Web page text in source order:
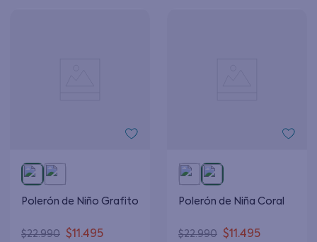
Polerón de Niño Grafito
$22.990 $11 .495
Polerón de Niña Coral
$22.990 $11 .495